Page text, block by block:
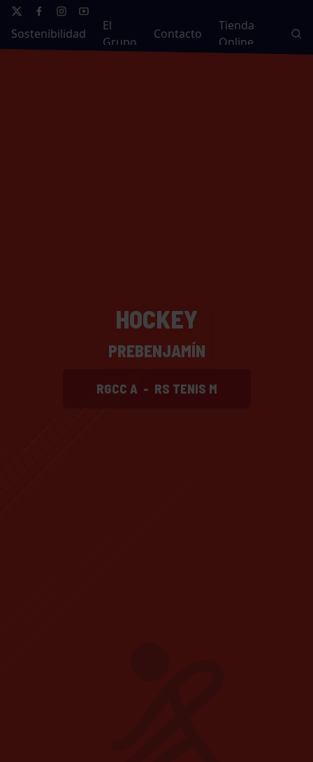
Sostenibilidad
El
Grupo
Contacto
Tienda
Online
HOCKEY
PREBENJAMÍN
RGCC A - RS TENIS M